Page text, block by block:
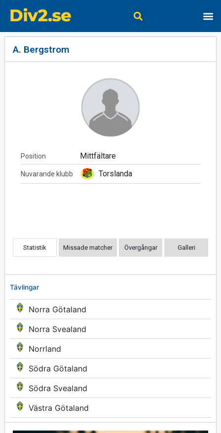
Tävlingar
Norra Götaland
Norra Svealand
Norrland
Södra Götaland
Södra Svealand
Västra Götaland
A. Bergstrom
Position Mittfältare
Nuvarande klubb Torslanda
Statistik Missade matcher Övergångar Galleri